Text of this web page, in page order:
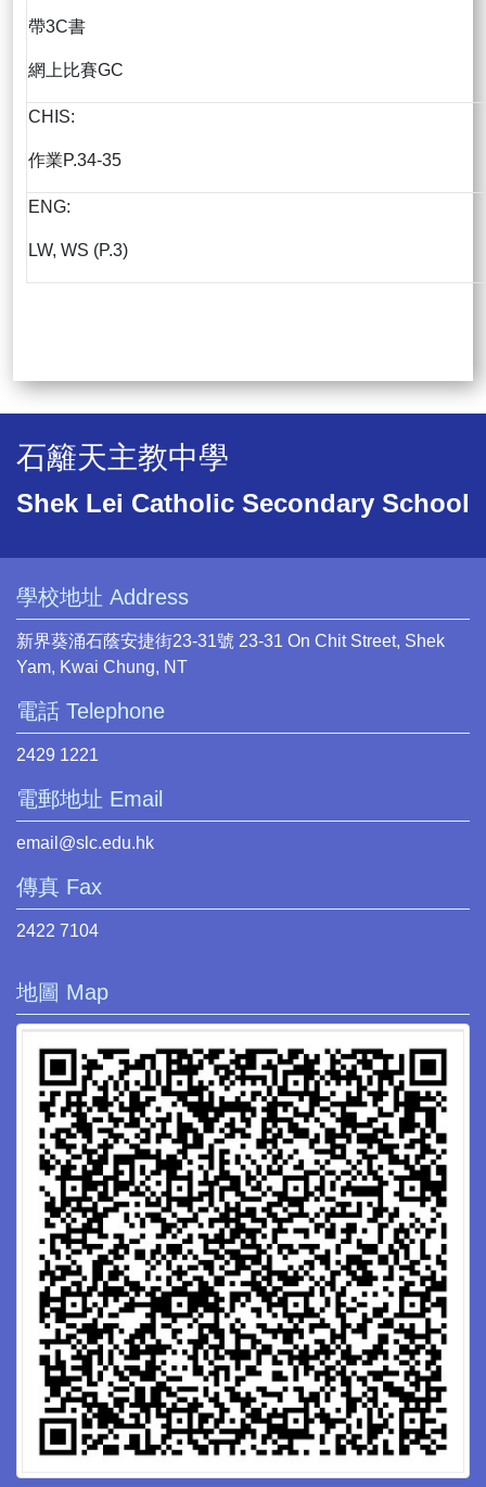
帶3C書
網上比賽GC
CHIS:
作業P.34-35
ENG:
LW, WS (P.3)
石籬天主教中學
Shek Lei Catholic Secondary School
學校地址 Address
新界葵涌石蔭安捷街23-31號 23-31 On Chit Street, Shek
Yam, Kwai Chung, NT
電話 Telephone
2429 1221
電郵地址 Email
email@slc.edu.hk
傳真 Fax
2422 7104
地圖 Map